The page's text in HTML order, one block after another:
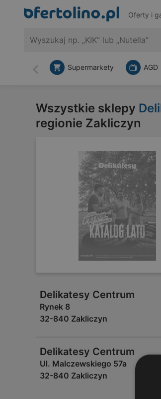
Oferty i
Wstecz
Supermarkety AGD
Wszystkie sklepy
regionie Zakliczyn
Delikatesy Centrum
Rynek 8
32-840 Zakliczyn
Delikatesy Centrum
Ul. Malczewskiego 57a
32-840 Zakliczyn